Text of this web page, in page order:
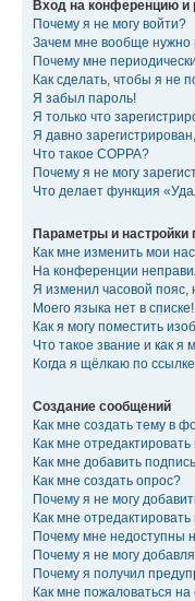
Вход на конференцию и
Почему я не могу войти?
Зачем мне вообще нужно
Почему мне
Как сделать, чтобы я не
Я забыл пароль!
Я только что
Я давно
Что такое COPPA?
Почему я не могу
Что делает функция
Параметры и настройки
Как мне изменить мои
На конференции
Я изменил часовой пояс,
Моего языка нет в списке!
Как я могу поместить
Что такое звание и как я
Когда я щёлкаю по
Создание сообщений
Как мне создать тему в
Как мне
Как мне добавить
Как мне создать опрос?
Почему я не могу
Как мне
Почему мне недоступны
Почему я не могу
Почему я получил
Как мне пожаловаться